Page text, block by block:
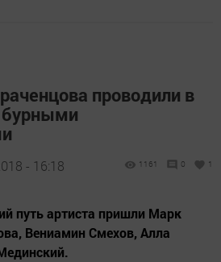
проводили в
бурными
- 16:18 1161 0 1
путь артиста пришли Марк
Вениамин Смехов, Алла